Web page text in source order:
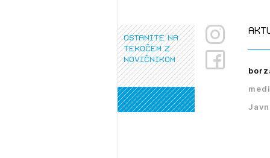
ostanite na
tekočem z
novičnikom